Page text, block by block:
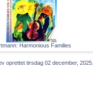
Harmonious Families
oprettet tirsdag 02 december, 2025.